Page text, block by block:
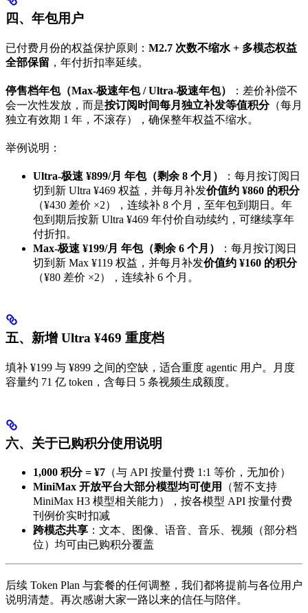
四、年包用户
已付费月份的权益保护原则： M2.7 次数不缩水 + 多模态权益
全部保留 ，年付折扣率延续。
停售档年包（Max-极速年包 / Ultra-极速年包）
：差价补偿不
会一次性发放，而是按订阅时间每月独立补发等值积分（每月
独立有效期 1 年，不滚存），确保整年权益不缩水。
举例说明：
Ultra-极速 ¥899/月 年包（剩余 8 个月）
：每月按订阅日
切到新 Ultra ¥469 权益，并每月补发价值约 ¥860 的积分
（¥430 差价 ×2），连续补 8 个月，至年包到期日。年
包到期后按新 Ultra ¥469 年付价自动续约，可继续享年
付折扣。
Max-极速 ¥199/月 年包（剩余 6 个月）
：每月按订阅日
切到新 Max ¥119 权益，并每月补发价值约 ¥160 的积分
（¥80 差价 ×2），连续补 6 个月。
五、新增 Ultra ¥469 重度档
填补 ¥199 与 ¥899 之间的空缺，适合重度 agentic 用户。月度
容量约 71 亿 token，含每日 5 条视频生成额度。
六、关于已购积分使用说明
1,000 积分 = ¥7 （与 API 按量付费 1:1 等价，无加价）
MiniMax 开放平台大部分模型均可使用
（暂不支持
MiniMax H3 模型相关能力），按各模型 API 按量付费
刊例价实时扣减
跨模态共享 ：文本、图像、语音、音乐、视频（部分档
位）均可由已购积分覆盖
后续 Token Plan 与套餐的任何调整，我们都将提前与各位用户
说明清楚。再次感谢大家一路以来的信任与陪伴。